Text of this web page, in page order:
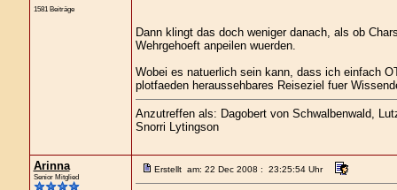
1581 Beiträge
Dann klingt das doch weniger danach, als ob
Wehrgehoeft anpeilen wuerden.
Wobei es natuerlich sein kann, dass ich einfach
plotfaeden heraussehbares Reiseziel fuer
Anzutreffen als: Dagobert von Schwalbenwald,
Snorri Lytingson
Arinna
Senior Mitglied
Erstellt am: 22 Dec 2008 : 23:25:54 Uhr